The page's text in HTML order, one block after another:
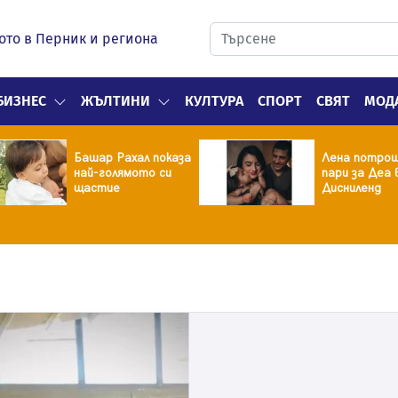
в Перник и региона
ЖЪЛТИНИ КУЛТУРА СПОРТ СВЯТ
Башар Рахал показа
най-голямото си
щастие
Лена
пари за Деа
Дисниленд